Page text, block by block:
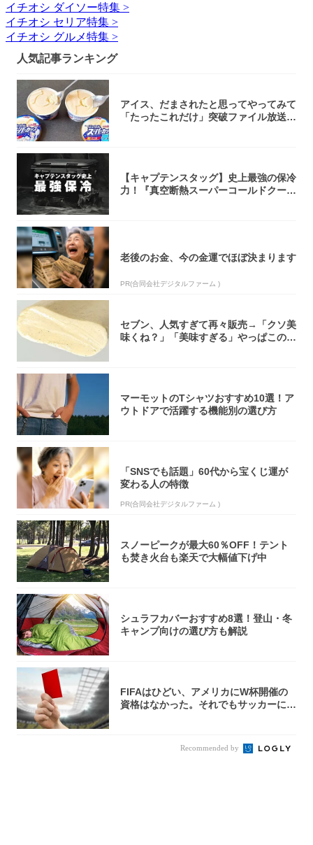
イチオシ ダイソー特集 >
イチオシ セリア特集 >
イチオシ グルメ特集 >
人気記事ランキング
アイス、だまされたと思ってやってみて
「たったこれだけ」突破ファイル放送で
【キャプテンスタッグ】史上最強の保冷
力！『真空断熱スーパーコールドクーラ
老後のお金、今の金運でほぼ決まります
PR(合同会社デジタルファーム )
セブン、人気すぎて再々販売→「クソ美
味くね？」「美味すぎる」やっぱこのク
マーモットのTシャツおすすめ10選！ア
ウトドアで活躍する機能別の選び方
「SNSでも話題」60代から宝くじ運が
変わる人の特徴
PR(合同会社デジタルファーム )
スノーピークが最大60％OFF！テント
も焚き火台も楽天で大幅値下げ中
シュラフカバーおすすめ8選！登山・冬
キャンプ向けの選び方も解説
FIFAはひどい、アメリカにW杯開催の
資格はなかった。それでもサッカーには
Recommended by